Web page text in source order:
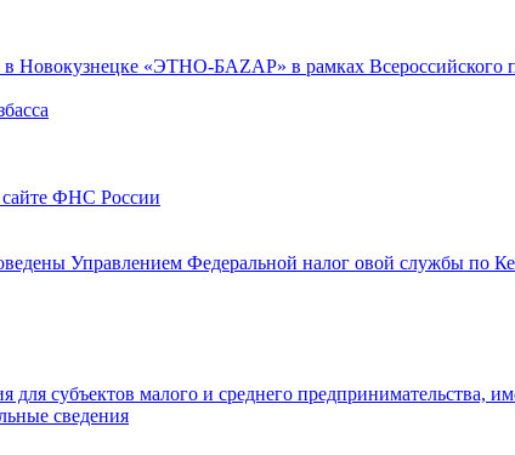
Новокузнецке «ЭТНО-БАZАР» в рамках Всероссийского
сайте ФНС России
Управлением Федеральной налог овой службы по
субъектов малого и среднего предпринимательства,
сведения